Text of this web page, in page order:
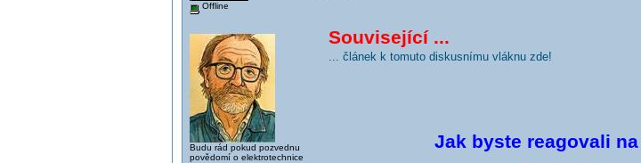
Offline
Budu rád pokud pozvednu
povědomí o elektrotechnice
Související ...
... článek k tomuto diskusnímu vláknu zde!
Jak byste reagovali